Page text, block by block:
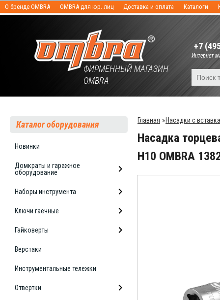
О бренде OMBRA OMBRA для юр. лиц Доставка и оплата Каталоги
ФИРМЕННЫЙ МАГАЗИН
OMBRA
+7
Интернет
Каталог оборудования
Новинки
Домкраты и гаражное
оборудование
Наборы инструмента
Ключи гаечные
Гайковерты
Верстаки
Инструментальные тележки
Отвёртки
Главная »Насадки с
Насадка
H10 OMBRA